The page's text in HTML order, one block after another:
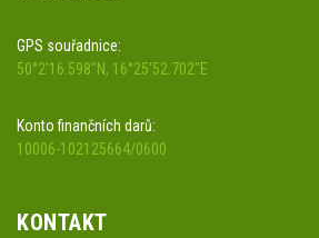
GPS souřadnice:
50°2'16.598"N, 16°25'52.702"E
Konto finančních darů:
10006-102125664/0600
KONTAKT